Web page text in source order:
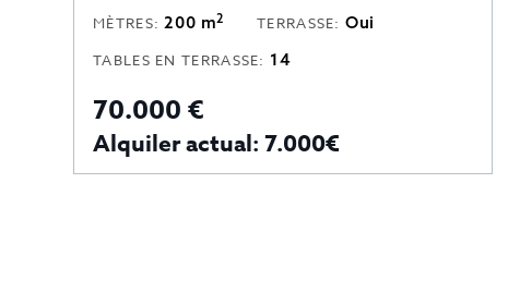
MÈTRES:200 m2 TERRASSE:Oui
TABLES EN TERRASSE: 14
70.000 €
Alquiler actual: 7.000€